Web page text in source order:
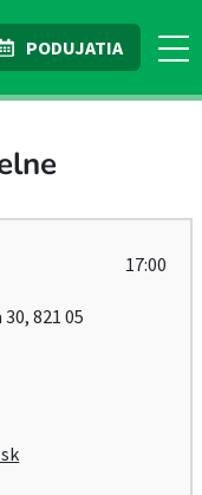
PODUJATIA
17:00
821 05